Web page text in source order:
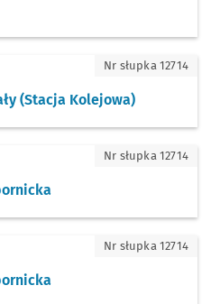
Mały (Stacja
(Stacja Kolejowa)
Nr słupka 12714
Obornicka
Nr słupka 12714
Obornicka
Nr słupka 12714